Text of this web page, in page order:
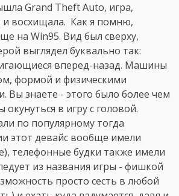
Grand Theft Auto, игра,
и восхищала. Как я помню,
на Win95. Вид был сверху,
выглядел буквально так:
вперед-назад. Машины
формой и физическими
Вы знаете - этого было более чем
окунуться в игру с головой.
по популярному тогда
этот девайс вообще имели
телефонные будки также имели
из названия игры - фишкой
просто сесть в любой